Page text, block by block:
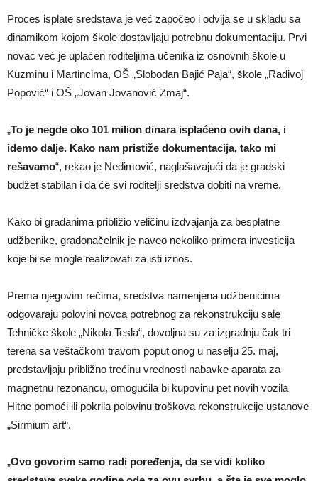
Proces isplate sredstava je već započeo i odvija se u skladu sa
dinamikom kojom škole dostavljaju potrebnu dokumentaciju. Prvi
novac već je uplaćen roditeljima učenika iz osnovnih škole u
Kuzminu i Martincima, OŠ „Slobodan Bajić Paja“, škole „Radivoj
Popović“ i OŠ „Jovan Jovanović Zmaj“.
„To je negde oko 101 milion dinara isplaćeno ovih dana, i
idemo dalje. Kako nam pristiže dokumentacija, tako mi
rešavamo“, rekao je Nedimović, naglašavajući da je gradski
budžet stabilan i da će svi roditelji sredstva dobiti na vreme.
Kako bi građanima približio veličinu izdvajanja za besplatne
udžbenike, gradonačelnik je naveo nekoliko primera investicija
koje bi se mogle realizovati za isti iznos.
Prema njegovim rečima, sredstva namenjena udžbenicima
odgovaraju polovini novca potrebnog za rekonstrukciju sale
Tehničke škole „Nikola Tesla“, dovoljna su za izgradnju čak tri
terena sa veštačkom travom poput onog u naselju 25. maj,
predstavljaju približno trećinu vrednosti nabavke aparata za
magnetnu rezonancu, omogućila bi kupovinu pet novih vozila
Hitne pomoći ili pokrila polovinu troškova rekonstrukcije ustanove
„Sirmium art“.
„Ovo govorim samo radi poređenja, da se vidi koliko